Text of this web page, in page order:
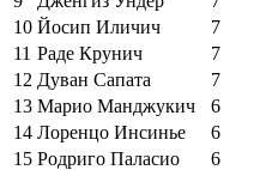
10 Йосип Иличич
7
11 Раде Крунич
7
12 Дуван Сапата
7
13 Марио Манджукич
6
14 Лоренцо Инсинье
6
15 Родриго Паласио 6